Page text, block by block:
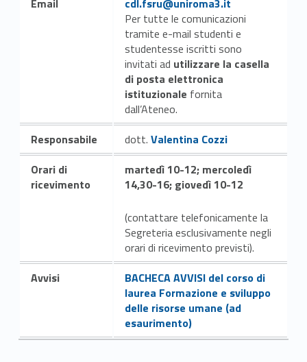
e
n
–
f
Per tutte le comunicazioni
tramite e-mail studenti e
studentesse iscritti sono
invitati ad utilizzare la casella
di posta elettronica
istituzionale fornita
dall’Ateneo.
Responsabile
Link identifier #identifier__154459-8
dott. Link identifier #identifier__193331-7
Valentina Cozzi
Orari di
ricevimento
martedì 10-12; mercoledì
14,30-16; giovedì 10-12
(contattare telefonicamente la
Segreteria esclusivamente negli
orari di ricevimento previsti).
Avvisi
Link identifier #identifier__56124-8
BACHECA AVVISI del corso di
laurea Formazione e sviluppo
delle risorse umane (ad
esaurimento)